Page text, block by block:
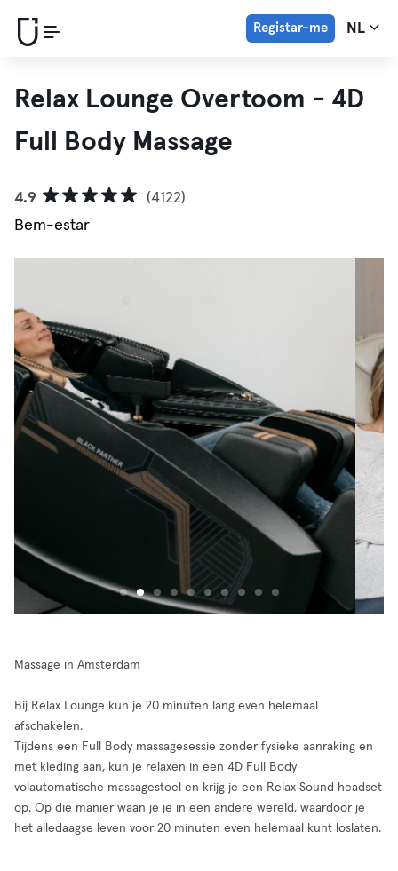
Registar-me NL
Relax Lounge Overtoom - 4D
Full Body Massage
4.9
(4122)
Bem-estar
Massage in Amsterdam
Bij Relax Lounge kun je 20 minuten lang even helemaal
afschakelen.
Tijdens een Full Body massagesessie zonder fysieke aanraking en
met kleding aan, kun je relaxen in een 4D Full Body
volautomatische massagestoel en krijg je een Relax Sound headset
op. Op die manier waan je je in een andere wereld, waardoor je
het alledaagse leven voor 20 minuten even helemaal kunt loslaten.